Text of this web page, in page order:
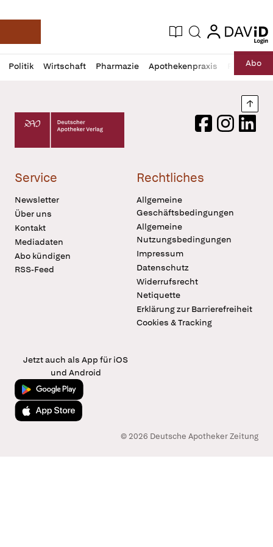
Deutsche Apotheker Zeitung
Aktuelle Ausgabe
Suche login
login
Politik Wirtschaft Pharmazie Apothekenpraxis RechtAbo
Profil
öffnen
Daz
Pur
Deutscher Apotheker Verlag Logo
FacebookInstagram
Service
Newsletter
Über uns
Kontakt
Mediadaten
Abo kündigen
RSS-Feed
Rechtliches
Allgemeine
Geschäftsbedingungen
Allgemeine
Nutzungsbedingungen
Impressum
Datenschutz
Widerrufsrecht
Netiquette
Erklärung zur Barrierefreiheit
Cookies & Tracking
Jetzt auch als App für iOS
und Android
Jetzt bei Google Play
Laden im App Store
© 2026 Deutsche Apotheker Zeitung